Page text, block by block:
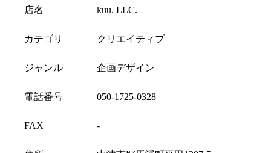
店名 kuu. LLC.
カテゴリ クリエイティブ
ジャンル 企画デザイン
電話番号 050-1725-0328
FAX -